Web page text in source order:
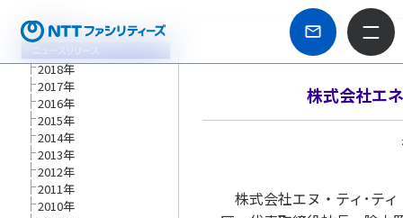
2018年
2017年
2016年
2015年
2014年
2013年
2012年
2011年
2010年
株式会社エ
株式会社エヌ・ティ･テ